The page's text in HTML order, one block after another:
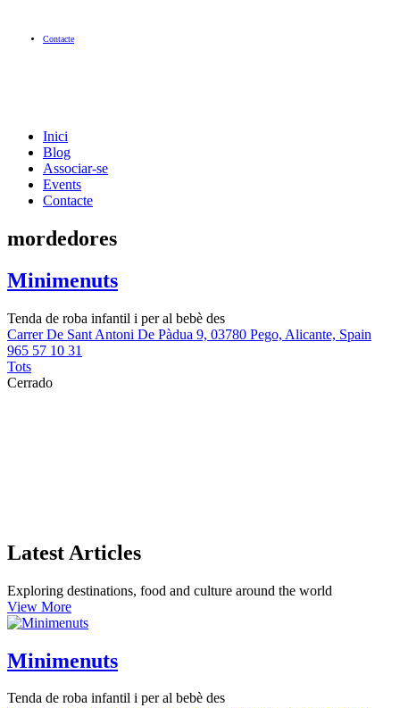
Contacte
Inici
Blog
Associar-se
Events
Contacte
mordedores
Minimenuts
Tenda de roba infantil i per al bebè des
Carrer De Sant Antoni De Pàdua 9, 03780 Pego, Alicante, Spain
965 57 10 31
Tots
Cerrado
Latest Articles
Exploring destinations, food and culture around the world
View More
Minimenuts
Tenda de roba infantil i per al bebè des